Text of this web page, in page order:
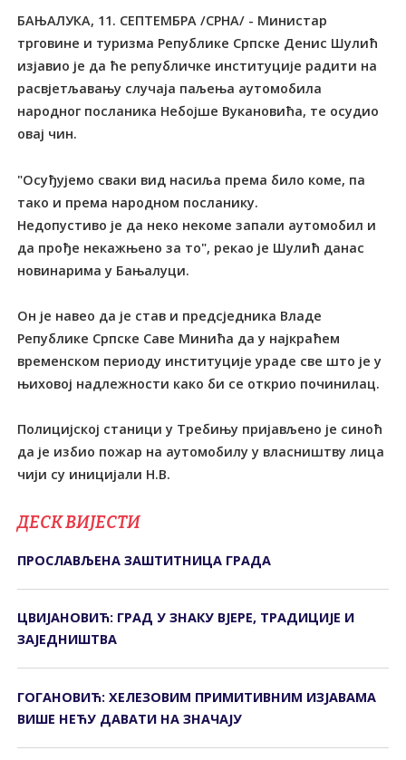
БАЊАЛУКА, 11. СЕПТЕМБРА /СРНА/ - Министар
трговине и туризма Републике Српске Денис Шулић
изјавио је да ће републичке институције радити на
расвјетљавању случаја паљења аутомобила
народног посланика Небојше Вукановића, те осудио
овај чин.
"Осуђујемо сваки вид насиља према било коме, па
тако и према народном посланику.
Недопустиво је да неко некоме запали аутомобил и
да прође некажњено за то", рекао је Шулић данас
новинарима у Бањалуци.
Он је навео да је став и предсједника Владе
Републике Српске Саве Минића да у најкраћем
временском периоду институције ураде све што је у
њиховој надлежности како би се открио починилац.
Полицијској станици у Tребињу пријављено је синоћ
да је избио пожар на аутомобилу у власништву лица
чији су иницијали Н.В.
ДЕСК ВИЈЕСТИ
ПРОСЛАВЉЕНА ЗАШТИТНИЦА ГРАДА
ЦВИЈАНОВИЋ: ГРАД У ЗНАКУ ВЈЕРЕ, ТРАДИЦИЈЕ И
ЗАЈЕДНИШТВА
ГОГАНОВИЋ: ХЕЛЕЗОВИМ ПРИМИТИВНИМ ИЗЈАВАМА
ВИШЕ НЕЋУ ДАВАТИ НА ЗНАЧАЈУ